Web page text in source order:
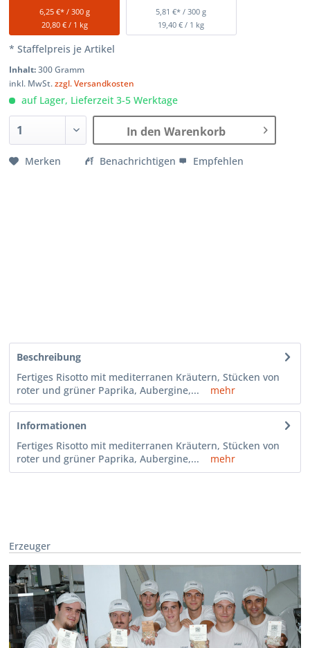
6,25 €* / 300 g
20,80 € / 1 kg
5,81 €* / 300 g
19,40 € / 1 kg
* Staffelpreis je Artikel
Inhalt:300 Gramm
inkl. MwSt.zzgl. Versandkosten
auf Lager, Lieferzeit 3-5 Werktage
In den Warenkorb
Merken Benachrichtigen Empfehlen
Beschreibung
Fertiges Risotto mit mediterranen Kräutern, Stücken von
roter und grüner Paprika, Aubergine,...
mehr
Informationen
Fertiges Risotto mit mediterranen Kräutern, Stücken von
roter und grüner Paprika, Aubergine,...
mehr
Erzeuger